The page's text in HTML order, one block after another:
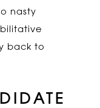
nasty
back to